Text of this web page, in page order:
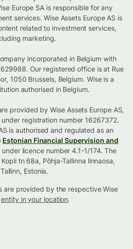
Europe SA is responsible for any
services. Wise Assets Europe AS is
related to investment services,
marketing.
incorporated in Belgium with
Our registered office is at Rue
1050 Brussels, Belgium. Wise is a
authorised in Belgium.
provided by Wise Assets Europe AS,
registration number 16267372.
is authorised and regulated as an
Estonian Financial Supervision and
under licence number 4.1-1/174. The
tn 68a, Põhja-Tallinna linnaosa,
Tallinn, Estonia.
are provided by the respective Wise
entity in your location.